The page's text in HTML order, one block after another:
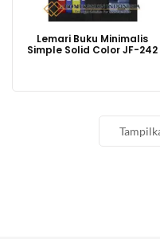
Lemari Buku Minimalis
Simple Solid Color JF-242